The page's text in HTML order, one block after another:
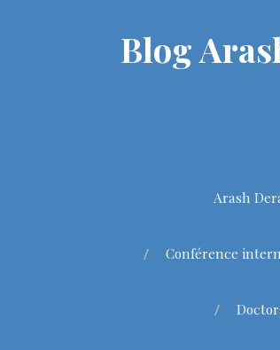
Blog
Arash
Conférence